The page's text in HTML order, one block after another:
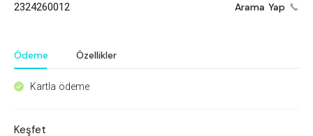
2324260012 Arama Yap
Ödeme Özellikler
^ Kartla ödeme
Keşfet